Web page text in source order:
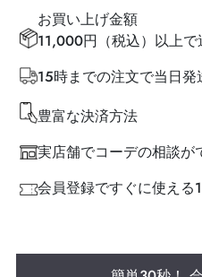
お買い上げ金額
11,000円（税込）以上で
15時までの注文で当日発
豊富な決済方法
実店舗でコーデの相談が
会員登録ですぐに使える